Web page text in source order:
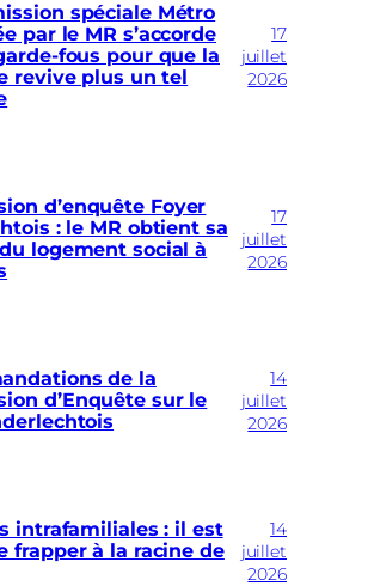
spéciale Métro
par le MR s’accorde
fous pour que la
revive plus un tel
17
juillet
2026
d’enquête Foyer
: le MR obtient sa
logement social à
17
juillet
2026
de la
d’Enquête sur le
14
juillet
2026
intrafamiliales : il est
frapper à la racine de
14
juillet
2026